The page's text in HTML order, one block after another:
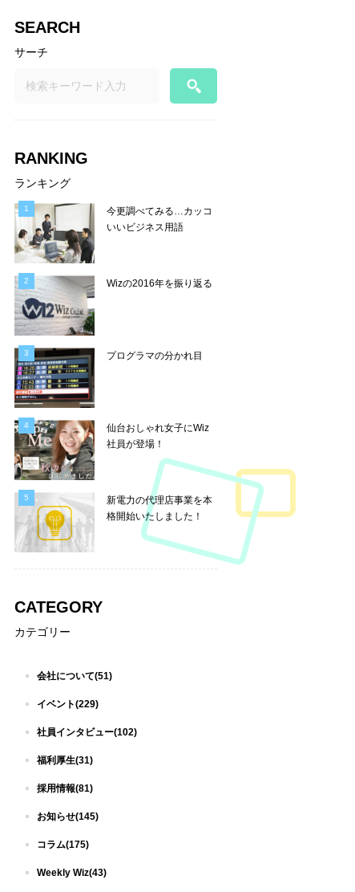
SEARCH
サーチ
RANKING
ランキング
今更調べてみる…カッコ
いいビジネス用語
Wizの2016年を振り返る
プログラマの分かれ目
仙台おしゃれ女子にWiz
社員が登場！
新電力の代理店事業を本
格開始いたしました！
CATEGORY
カテゴリー
会社について(51)
イベント(229)
社員インタビュー(102)
福利厚生(31)
採用情報(81)
お知らせ(145)
コラム(175)
Weekly Wiz(43)